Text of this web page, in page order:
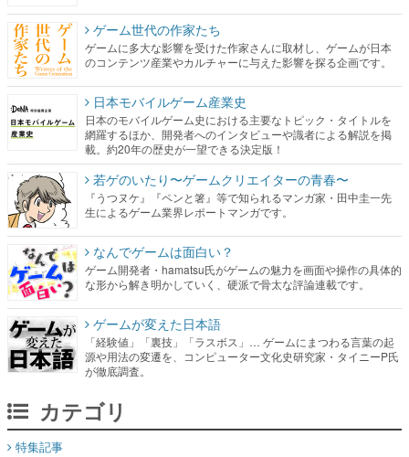
ゲーム世代の作家たち
ゲームに多大な影響を受けた作家さんに取材し、ゲームが日本
のコンテンツ産業やカルチャーに与えた影響を探る企画です。
日本モバイルゲーム産業史
日本のモバイルゲーム史における主要なトピック・タイトルを
網羅するほか、開発者へのインタビューや識者による解説を掲
載。約20年の歴史が一望できる決定版！
若ゲのいたり〜ゲームクリエイターの青春〜
『うつヌケ』『ペンと箸』等で知られるマンガ家・田中圭一先
生によるゲーム業界レポートマンガです。
なんでゲームは面白い？
ゲーム開発者・hamatsu氏がゲームの魅力を画面や操作の具体的
な形から解き明かしていく、硬派で骨太な評論連載です。
ゲームが変えた日本語
「経験値」「裏技」「ラスボス」… ゲームにまつわる言葉の起
源や用法の変遷を、コンピューター文化史研究家・タイニーP氏
が徹底調査。
カテゴリ
特集記事